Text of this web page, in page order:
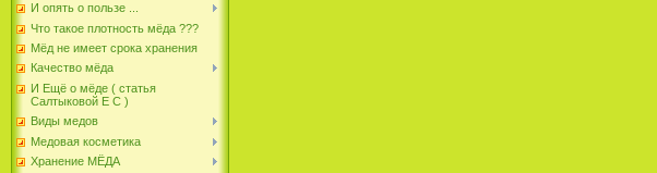
И опять о пользе ...
Что такое плотность мёда ???
Мёд не имеет срока хранения
Качество мёда
И Ещё о мёде ( статья
Салтыковой Е С )
Виды медов
Медовая косметика
Хранение МЁДА